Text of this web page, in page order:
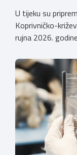
U tijeku su
Koprivničko-
rujna 2026.
Hrvatske te
obrtništva. Uz
priprema se